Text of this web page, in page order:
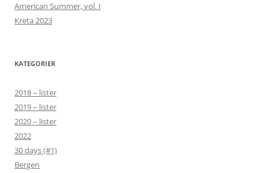
American Summer, vol. I
Kreta 2023
KATEGORIER
2018 – lister
2019 – lister
2020 – lister
2022
30 days (#1)
Bergen